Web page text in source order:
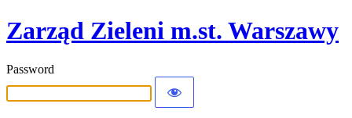
Zarząd Zieleni m.st. Warszawy
Password